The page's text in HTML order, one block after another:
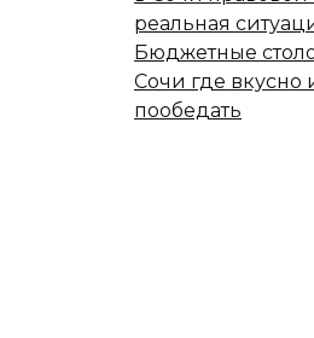
реальная
Бюджетные
Сочи где вкусно
пообедать